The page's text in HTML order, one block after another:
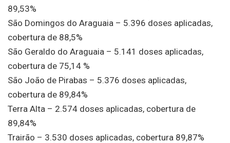
89,53%
São Domingos do Araguaia – 5.396 doses aplicadas,
cobertura de 88,5%
São Geraldo do Araguaia – 5.141 doses aplicadas,
cobertura de 75,14 %
São João de Pirabas – 5.376 doses aplicadas,
cobertura de 89,84%
Terra Alta – 2.574 doses aplicadas, cobertura de
89,84%
Trairão – 3.530 doses aplicadas, cobertura 89,87%